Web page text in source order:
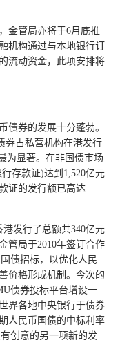
金管局亦将于6月底推
机构通过与本地银行订
流动资金，此项安排将
债券的发展十分蓬勃。
券占私营机构在港发行
为显著。在非国债市场
存款证)达到1,520亿元
证的发行额已高达
发行了总额共340亿元
管局于2010年签订合作
债招标，以优化人民
价格形成机制。今次的
债券投标平台增设一
界各地中央银行于债券
人民币国债的中标利率
创意的另一项新的发